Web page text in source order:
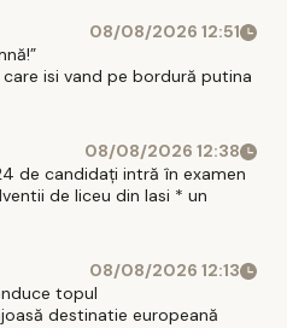
08/08/2026 12:51
isi vand pe bordură putina
08/08/2026 12:38
de candidați intră în examen
de liceu din Iasi * un
08/08/2026 12:13
topul
destinatie europeană